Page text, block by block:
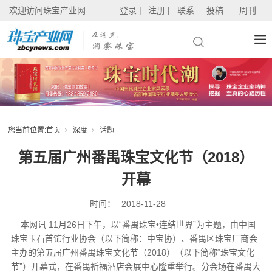
欢迎访问珠宝产业网 登录 | 注册 | 联系 投稿 周刊
您当前位置:首页 深度 话题
第五届广州番禺珠宝文化节（2018）
开幕
时间： 2018-11-28
本网讯 11月26日下午，以“番禺珠宝•连结世界”为主题，由中国
珠宝玉石首饰行业协会（以下简称：中宝协）、番禺区珠宝厂商会
主办的第五届广州番禺珠宝文化节（2018）（以下简称“珠宝文化
节”）开幕式，在番禺祈福酒店会展中心隆重举行。分会场在番禺大